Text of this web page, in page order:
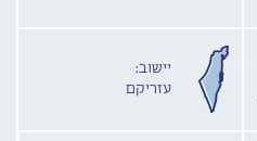
יישוב:
עזריקם